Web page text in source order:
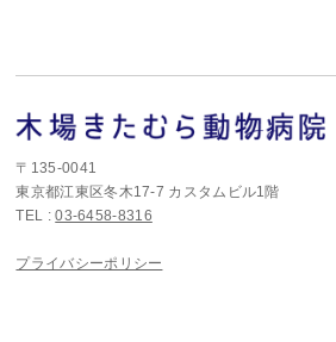
〒135-0041
東京都江東区冬木17-7 カスタムビル1階
TEL :03-6458-8316
プライバシーポリシー